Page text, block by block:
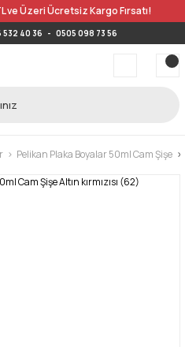
ve Üzeri Ücretsiz Kargo Fırsatı!
532 40 36 - 0505 098 73 56
Pelikan Plaka Boyalar 50ml Cam Şişe